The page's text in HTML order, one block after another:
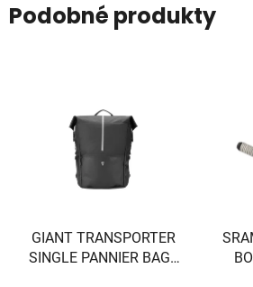
Podobné produkty
GIANT TRANSPORTER
SINGLE PANNIER BAG -